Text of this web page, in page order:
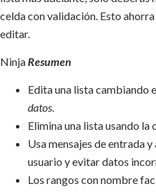
celda con validación. Esto
editar.
NinjaResumen
Edita una lista cambiando
datos.
Elimina una lista usando la
Usa mensajes de entrada
usuario y evitar datos
Los rangos con nombre